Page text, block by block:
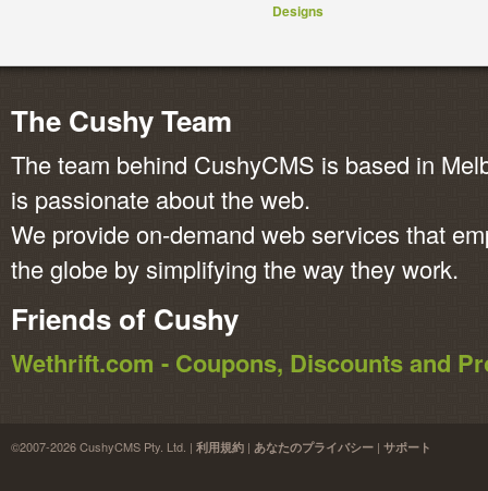
Designs
The Cushy Team
The team behind CushyCMS is based in
is passionate about the web.
We provide on-demand web services that
the globe by simplifying the way they work.
Friends of Cushy
Wethrift.com - Coupons, Discounts and
©2007-2026 CushyCMS Pty. Ltd. | 利用規約 | あなたのプライバシー | サポート